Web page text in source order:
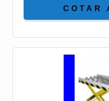
COTAR